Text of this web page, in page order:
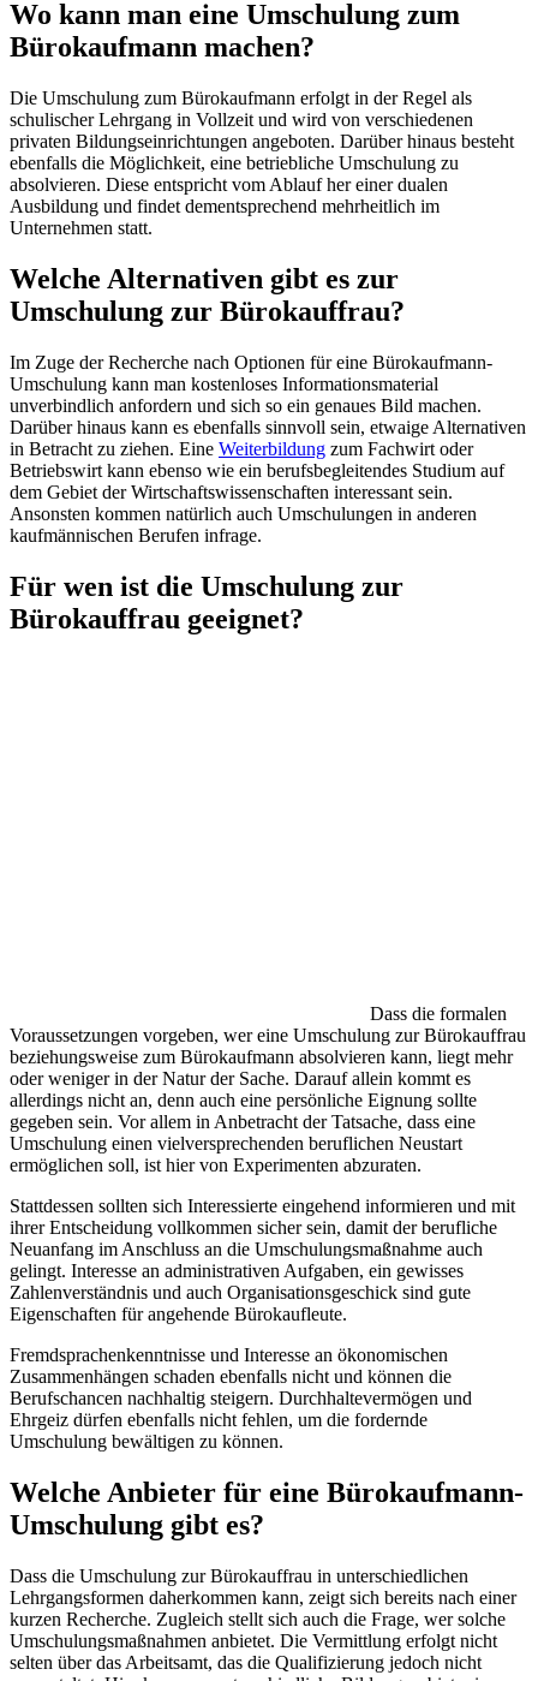
Wo kann man eine Umschulung zum
Bürokaufmann machen?
Die Umschulung zum Bürokaufmann erfolgt in der Regel als
schulischer Lehrgang in Vollzeit und wird von verschiedenen
privaten Bildungseinrichtungen angeboten. Darüber hinaus besteht
ebenfalls die Möglichkeit, eine betriebliche Umschulung zu
absolvieren. Diese entspricht vom Ablauf her einer dualen
Ausbildung und findet dementsprechend mehrheitlich im
Unternehmen statt.
Welche Alternativen gibt es zur
Umschulung zur Bürokauffrau?
Im Zuge der Recherche nach Optionen für eine Bürokaufmann-
Umschulung kann man kostenloses Informationsmaterial
unverbindlich anfordern und sich so ein genaues Bild machen.
Darüber hinaus kann es ebenfalls sinnvoll sein, etwaige Alternativen
in Betracht zu ziehen. Eine Weiterbildung zum Fachwirt oder
Betriebswirt kann ebenso wie ein berufsbegleitendes Studium auf
dem Gebiet der Wirtschaftswissenschaften interessant sein.
Ansonsten kommen natürlich auch Umschulungen in anderen
kaufmännischen Berufen infrage.
Für wen ist die Umschulung zur
Bürokauffrau geeignet?
Dass die formalen
Voraussetzungen vorgeben, wer eine Umschulung zur Bürokauffrau
beziehungsweise zum Bürokaufmann absolvieren kann, liegt mehr
oder weniger in der Natur der Sache. Darauf allein kommt es
allerdings nicht an, denn auch eine persönliche Eignung sollte
gegeben sein. Vor allem in Anbetracht der Tatsache, dass eine
Umschulung einen vielversprechenden beruflichen Neustart
ermöglichen soll, ist hier von Experimenten abzuraten.
Stattdessen sollten sich Interessierte eingehend informieren und mit
ihrer Entscheidung vollkommen sicher sein, damit der berufliche
Neuanfang im Anschluss an die Umschulungsmaßnahme auch
gelingt. Interesse an administrativen Aufgaben, ein gewisses
Zahlenverständnis und auch Organisationsgeschick sind gute
Eigenschaften für angehende Bürokaufleute.
Fremdsprachenkenntnisse und Interesse an ökonomischen
Zusammenhängen schaden ebenfalls nicht und können die
Berufschancen nachhaltig steigern. Durchhaltevermögen und
Ehrgeiz dürfen ebenfalls nicht fehlen, um die fordernde
Umschulung bewältigen zu können.
Welche Anbieter für eine Bürokaufmann-
Umschulung gibt es?
Dass die Umschulung zur Bürokauffrau in unterschiedlichen
Lehrgangsformen daherkommen kann, zeigt sich bereits nach einer
kurzen Recherche. Zugleich stellt sich auch die Frage, wer solche
Umschulungsmaßnahmen anbietet. Die Vermittlung erfolgt nicht
selten über das Arbeitsamt, das die Qualifizierung jedoch nicht